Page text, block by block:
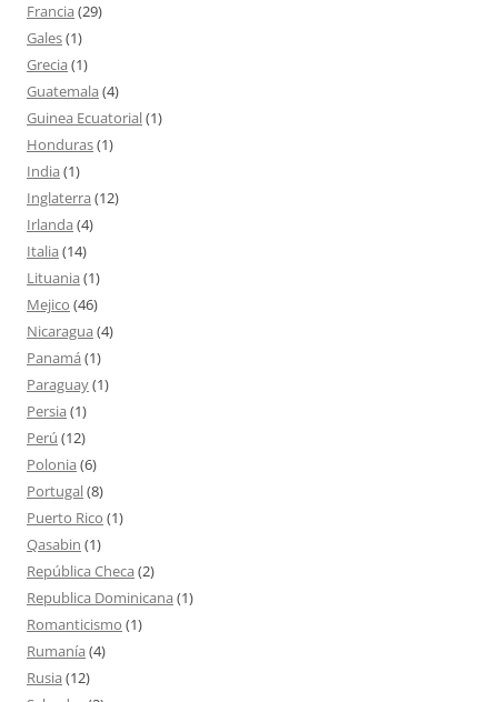
Francia (29)
Gales(1)
Grecia (1)
Guatemala (4)
Guinea Ecuatorial(1)
Honduras(1)
India (1)
Inglaterra (12)
Irlanda (4)
Italia (14)
Lituania (1)
Mejico (46)
Nicaragua (4)
Panamá (1)
Paraguay(1)
Persia (1)
Perú (12)
Polonia (6)
Portugal(8)
Puerto Rico (1)
Qasabin (1)
República Checa (2)
Republica Dominicana (1)
Romanticismo (1)
Rumanía (4)
Rusia (12)